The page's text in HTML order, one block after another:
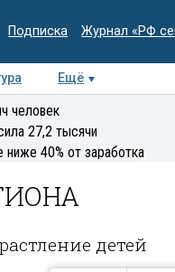
Подписка Журнал «РФ
Ещё
Колумнисты
человек
27,2 тысячи
40% от заработка
детей